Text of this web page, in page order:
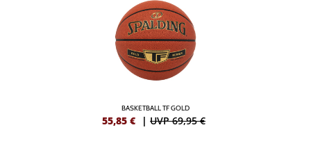
BASKETBALL TF GOLD
55,85 € | UVP 69,95 €